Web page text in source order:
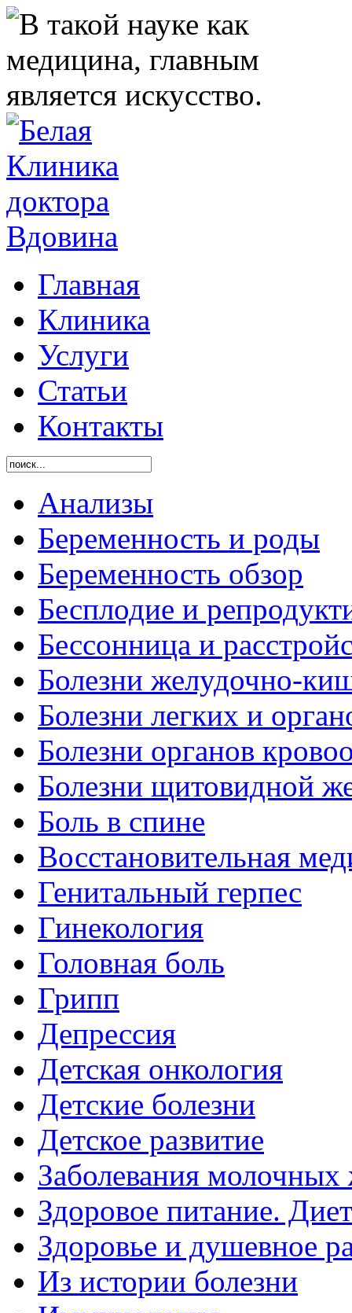
Главная
Клиника
Услуги
Статьи
Контакты
Анализы
Беременность и роды
Беременность обзор
Бесплодие и
Бессонница и
Болезни желудочно-
Болезни легких и
Болезни органов
Болезни щитовидной
Боль в спине
Восстановительная
Генитальный герпес
Гинекология
Головная боль
Грипп
Депрессия
Детская онкология
Детские болезни
Детское развитие
Заболевания молочных
Здоровое питание.
Здоровье и душевное
Из истории болезни